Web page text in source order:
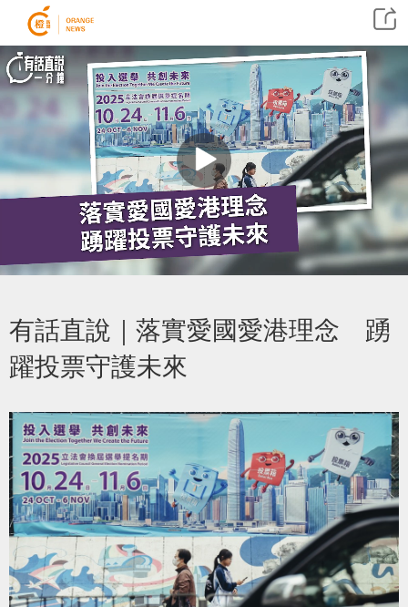
有話直說｜落實愛國愛港理念 踴
躍投票守護未來